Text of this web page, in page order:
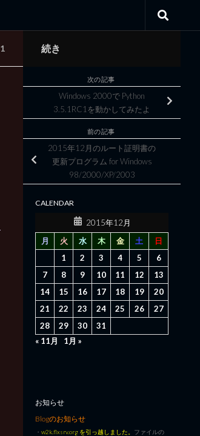
1 続き
次の記事
Windows 2000で Python
3.5.1RC1を動かしてみたよ
前の記事
2015年12月のルート証明書の
更新プログラム for Windows
98/2000/XP/2003
CALENDAR
2015年12月
月
火 水 木 金 土
日
1
2 3 4 5
6
7
8 9 10 11 12
13
14
15 16 17 18 19
20
21
22 23 24 25 26
27
28
29 30
31
« 11月
1月 »
お知らせ
Blogのお知らせ
・ w2k.flxsrv.org を引っ越しました。 ファイルの